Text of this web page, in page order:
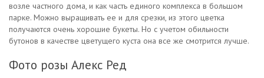
возле частного дома, и как часть единого комплекса в большом
парке. Можно выращивать ее и для срезки, из этого цветка
получаются очень хорошие букеты. Но с учетом обильности
бутонов в качестве цветущего куста она все же смотрится лучше.
Фото розы Алекс Ред